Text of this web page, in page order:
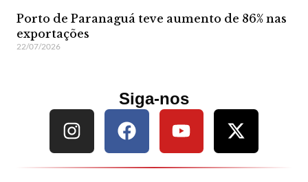
Porto de Paranaguá teve aumento de 86% nas
exportações
22/07/2026
Siga-nos